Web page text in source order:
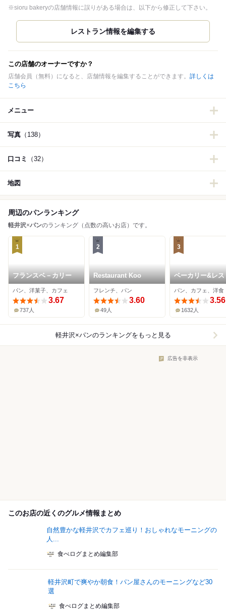
※sioru bakeryの店舗情報に誤りがある場合は、以下から修正して下さい。
この店舗のオーナーですか？
店舗会員（無料）になると、店舗情報を編集することができます。 詳しくは
こちら
メニュー
写真 （138）
口コミ （32）
地図
周辺のパンランキング
軽井沢×パンのランキング（点数の高いお店）です。
1
フランスベ－カリー
パン、洋菓子、カフェ
3.67
737人
2
Restaurant Koo
フレンチ、パン
3.60
49人
3
ベーカリー&レス
ン沢村 旧軽井沢
パン、カフェ、洋食
3.56
1632人
軽井沢×パンのランキングをもっと見る
広告を非表示
このお店の近くのグルメ情報まとめ
自然豊かな軽井沢でカフェ巡り！おしゃれなモーニングの
人...
食べログまとめ編集部
軽井沢町で爽やか朝食！パン屋さんのモーニングなど30
選
食べログまとめ編集部